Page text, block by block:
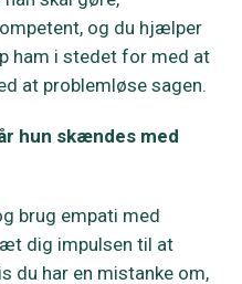
og du hjælper
ham i stedet for med at
at problemløse sagen.
hun skændes med
brug empati med
dig impulsen til at
du har en mistanke om,